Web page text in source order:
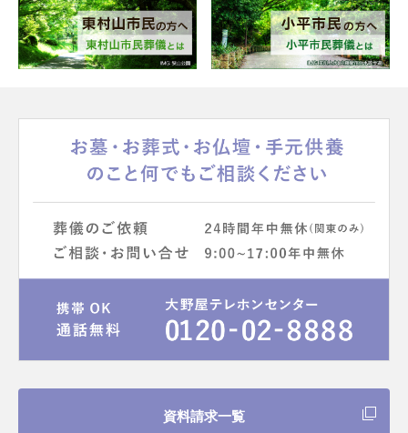
資料請求一覧